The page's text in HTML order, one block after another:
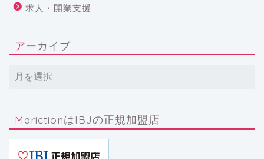
求人・開業支援
アーカイブ
MarictionはIBJの正規加盟店